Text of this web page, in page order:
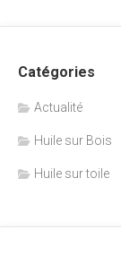
Catégories
Actualité
Huile sur Bois
Huile sur toile